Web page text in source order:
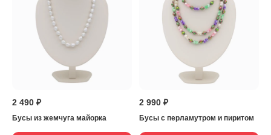
2 490 ₽
Бусы из жемчуга майорка
2 990 ₽
Бусы с перламутром и пиритом